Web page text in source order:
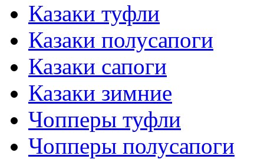
Казаки туфли
Казаки полусапоги
Казаки сапоги
Казаки зимние
Чопперы туфли
Чопперы полусапоги